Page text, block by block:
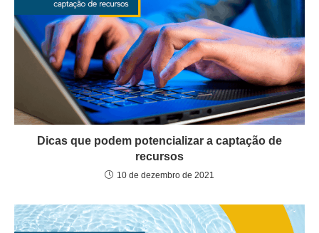
Dicas que podem potencializar a captação de
recursos
10 de dezembro de 2021